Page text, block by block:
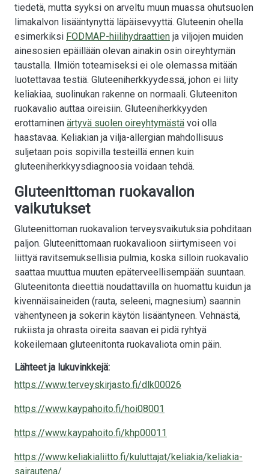
tiedetä, mutta syyksi on arveltu muun muassa ohutsuolen
limakalvon lisääntynyttä läpäisevyyttä. Gluteenin ohella
esimerkiksi FODMAP-hiilihydraattien ja viljojen muiden
ainesosien epäillään olevan ainakin osin oireyhtymän
taustalla. Ilmiön toteamiseksi ei ole olemassa mitään
luotettavaa testiä. Gluteeniherkkyydessä, johon ei liity
keliakiaa, suolinukan rakenne on normaali. Gluteeniton
ruokavalio auttaa oireisiin. Gluteeniherkkyyden
erottaminen ärtyvä suolen oireyhtymästä voi olla
haastavaa. Keliakian ja vilja-allergian mahdollisuus
suljetaan pois sopivilla testeillä ennen kuin
gluteeniherkkyysdiagnoosia voidaan tehdä.
Gluteenittoman ruokavalion
vaikutukset
Gluteenittoman ruokavalion terveysvaikutuksia pohditaan
paljon. Gluteenittomaan ruokavalioon siirtymiseen voi
liittyä ravitsemuksellisia pulmia, koska silloin ruokavalio
saattaa muuttua muuten epäterveellisempään suuntaan.
Gluteenitonta dieettiä noudattavilla on huomattu kuidun ja
kivennäisaineiden (rauta, seleeni, magnesium) saannin
vähentyneen ja sokerin käytön lisääntyneen. Vehnästä,
rukiista ja ohrasta oireita saavan ei pidä ryhtyä
kokeilemaan gluteenitonta ruokavaliota omin päin.
Lähteet ja lukuvinkkejä:
https://www.terveyskirjasto.fi/dlk00026
https://www.kaypahoito.fi/hoi08001
https://www.kaypahoito.fi/khp00011
https://www.keliakialiitto.fi/kuluttajat/keliakia/keliakia-
sairautena/